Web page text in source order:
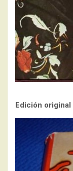
Edición original